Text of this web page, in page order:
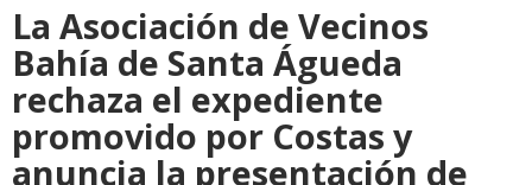
La Asociación de Vecinos
Bahía de Santa Águeda
rechaza el expediente
promovido por Costas y
anuncia la presentación de